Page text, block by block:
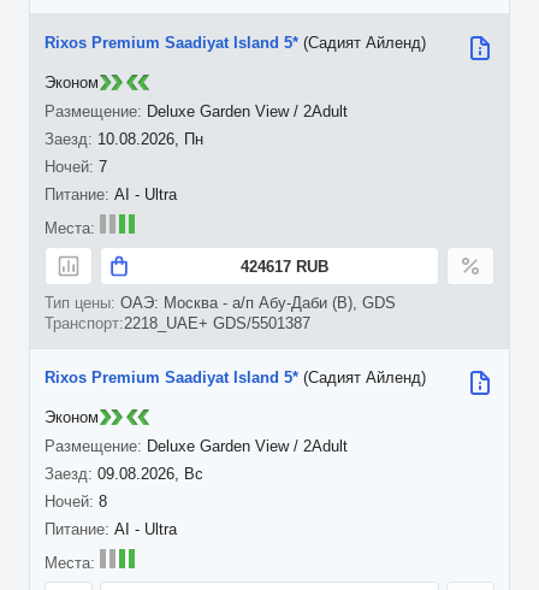
10.08.2026, Пн
7
Rixos Premium Saadiyat Island 5* (Садият Айленд)
Deluxe Garden View / 2Adult
AI - Ultra
424617 RUB
ОАЭ: Москва - а/п Абу-Даби (B), GDS
2218_UAE+ GDS/5501387
Эконом
09.08.2026, Вс
8
Rixos Premium Saadiyat Island 5* (Садият Айленд)
Deluxe Garden View / 2Adult
AI - Ultra
Эконом